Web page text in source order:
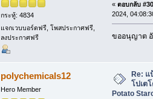
กระทู้: 4834
แจกเวบบอร์ดฟรี, โพสประกาศฟรี,
ลงประกาศฟรี
« ตอบกลับ
2024,
ขออนุญาต
polychemicals12
Hero Member
Re: แ
โปเต
Potato